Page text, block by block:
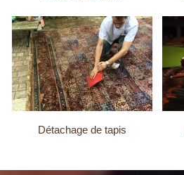
Détachage de tapis